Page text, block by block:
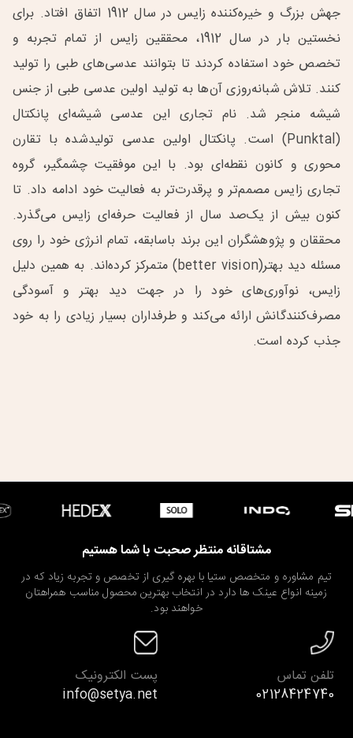
جهش بزرگ و خیره‌کننده زایس در سال 1912 اتفاق افتاد. برای
نخستین بار در سال 1912، محققین زایس از تمام تجربه و
تخصص خود استفاده کردند تا بتوانند عدسی‌های طبی را تولید
کنند. تلاش شبانه‌روزی آن‌ها به تولید اولین عدسی طبی از جنس
شیشه منجر شد. نام تجاری این عدسی شیشه‌ای پانکتال
(Punktal) است. پانکتال اولین عدسی تولیدشده با تقارن
محوری و کانون نقطه‌ای بود. با این موفقیت چشمگیر، گروه
تجاری زایس مصمم‌تر و پرقدرت‌تر به فعالیت خود ادامه داد. تا
کنون بیش از یک‌صد سال از فعالیت حرفه‌ای زایس می‌گذرد.
محققان و پژوهشگران این برند باسابقه، تمام انرژی خود را روی
مسئله دید بهتر(better vision) متمرکز کرده‌اند. به همین دلیل
زایس، نوآوری‌های خود را در جهت دید بهتر و آسودگی
مصرف‌کنندگانش ارائه می‌کند و طرفداران بسیار زیادی را به خود
جذب کرده است.
مشتاقانه منتظر صحبت با شما هستیم
تیم مشاوره و متخصص ستیا با بهره گیری از تخصص و تجربه زیاد که در
زمینه انواع عینک ها دارد در انتخاب بهترین محصول مناسب همراهتان
خواهند بود.
تلفن تماس
02128424740
پست الکترونیک
info@setya.net